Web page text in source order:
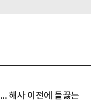
해사 이전에 들끓는